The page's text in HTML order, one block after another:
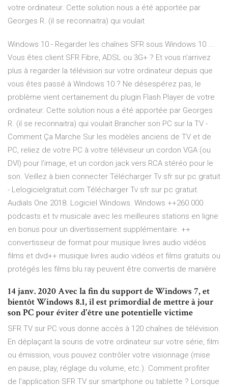
votre ordinateur. Cette solution nous a été apportée par
Georges R. (il se reconnaitra) qui voulait
Windows 10 - Regarder les chaînes SFR sous Windows 10 ...
Vous êtes client SFR Fibre, ADSL ou 3G+ ? Et vous n’arrivez
plus à regarder la télévision sur votre ordinateur depuis que
vous êtes passé à Windows 10 ? Ne désespérez pas, le
problème vient certainement du plugin Flash Player de votre
ordinateur. Cette solution nous a été apportée par Georges
R. (il se reconnaitra) qui voulait Brancher son PC sur la TV -
Comment Ça Marche Sur les modèles anciens de TV et de
PC, reliez de votre PC à votre téléviseur un cordon VGA (ou
DVI) pour l’image, et un cordon jack vers RCA stéréo pour le
son. Veillez à bien connecter Télécharger Tv sfr sur pc gratuit
- Lelogicielgratuit.com Télécharger Tv sfr sur pc gratuit.
Audials One 2018. Logiciel Windows. Windows ++260 000
podcasts et tv musicale avec les meilleures stations en ligne
en bonus pour un divertissement supplémentaire. ++
convertisseur de format pour musique livres audio vidéos
films et dvd++ musique livres audio vidéos et films gratuits ou
protégés les films blu ray peuvent être convertis de manière
14 janv. 2020 Avec la fin du support de Windows 7, et
bientôt Windows 8.1, il est primordial de mettre à jour
son PC pour éviter d'être une potentielle victime
SFR TV sur PC vous donne accès à 120 chaînes de télévision.
En déplaçant la souris de votre ordinateur sur votre série, film
ou émission, vous pouvez contrôler votre visionnage (mise
en pause, play, réglage du volume, etc.). Comment profiter
de l'application SFR TV sur smartphone ou tablette ? Lorsque